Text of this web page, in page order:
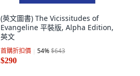
(英文圖書) The Vicissitudes of
Evangeline 平裝版, Alpha Edition,
英文
首購折扣價 54%$643
$290